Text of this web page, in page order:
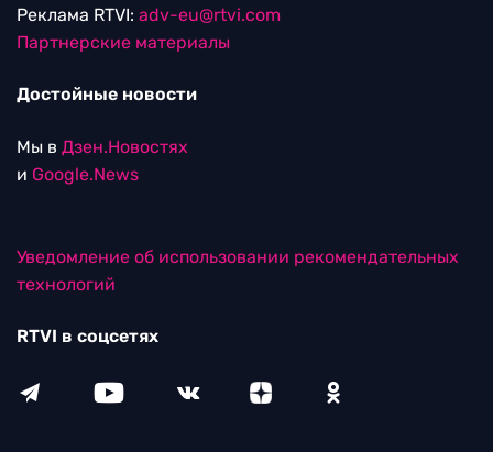
Реклама RTVI: adv-eu@rtvi.com
Партнерские материалы
Достойные новости
Мы в Дзен.Новостях
и Google.News
Уведомление об использовании рекомендательных
технологий
RTVI в соцсетях